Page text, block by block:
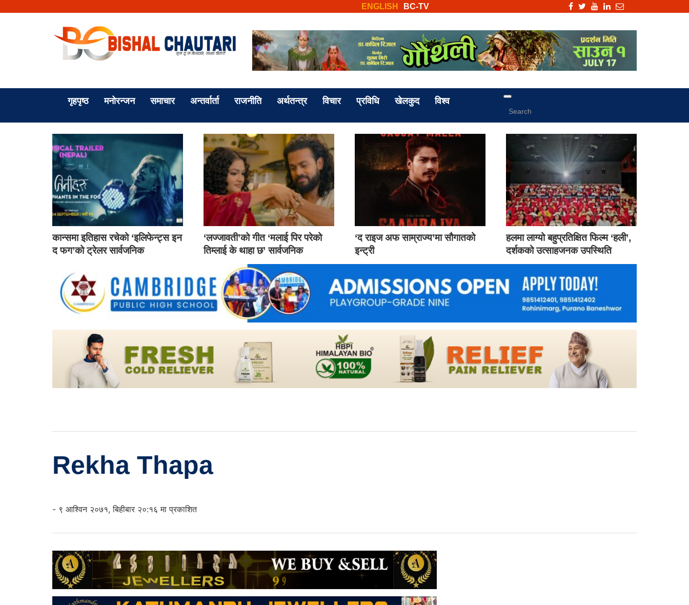
BC-TV
ENGLISH
गृहपृष्ठ मनोरन्जन समाचार अन्तर्वार्ता राजनीति अर्थतन्त्र विचार प्रविधि खेलकुद विश्व
कान्समा इतिहास रचेको ‘इलिफेन्ट्स इन
द फग’को ट्रेलर सार्वजनिक
‘लज्जावती’को गीत ‘मलाई पिर परेको
तिम्लाई के थाहा छ’ सार्वजनिक
‘द राइज अफ साम्राज्य’मा सौगातको
इन्ट्री
हलमा लाग्यो बहुप्रतिक्षित फिल्म ‘हली’,
दर्शकको उत्साहजनक उपस्थिति
Rekha Thapa
- ९ आश्विन २०७१, बिहीबार २०:१६ मा प्रकाशित